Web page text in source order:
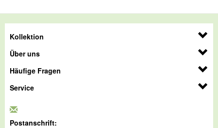
Kollektion
Über uns
Häufige Fragen
Service
Postanschrift: